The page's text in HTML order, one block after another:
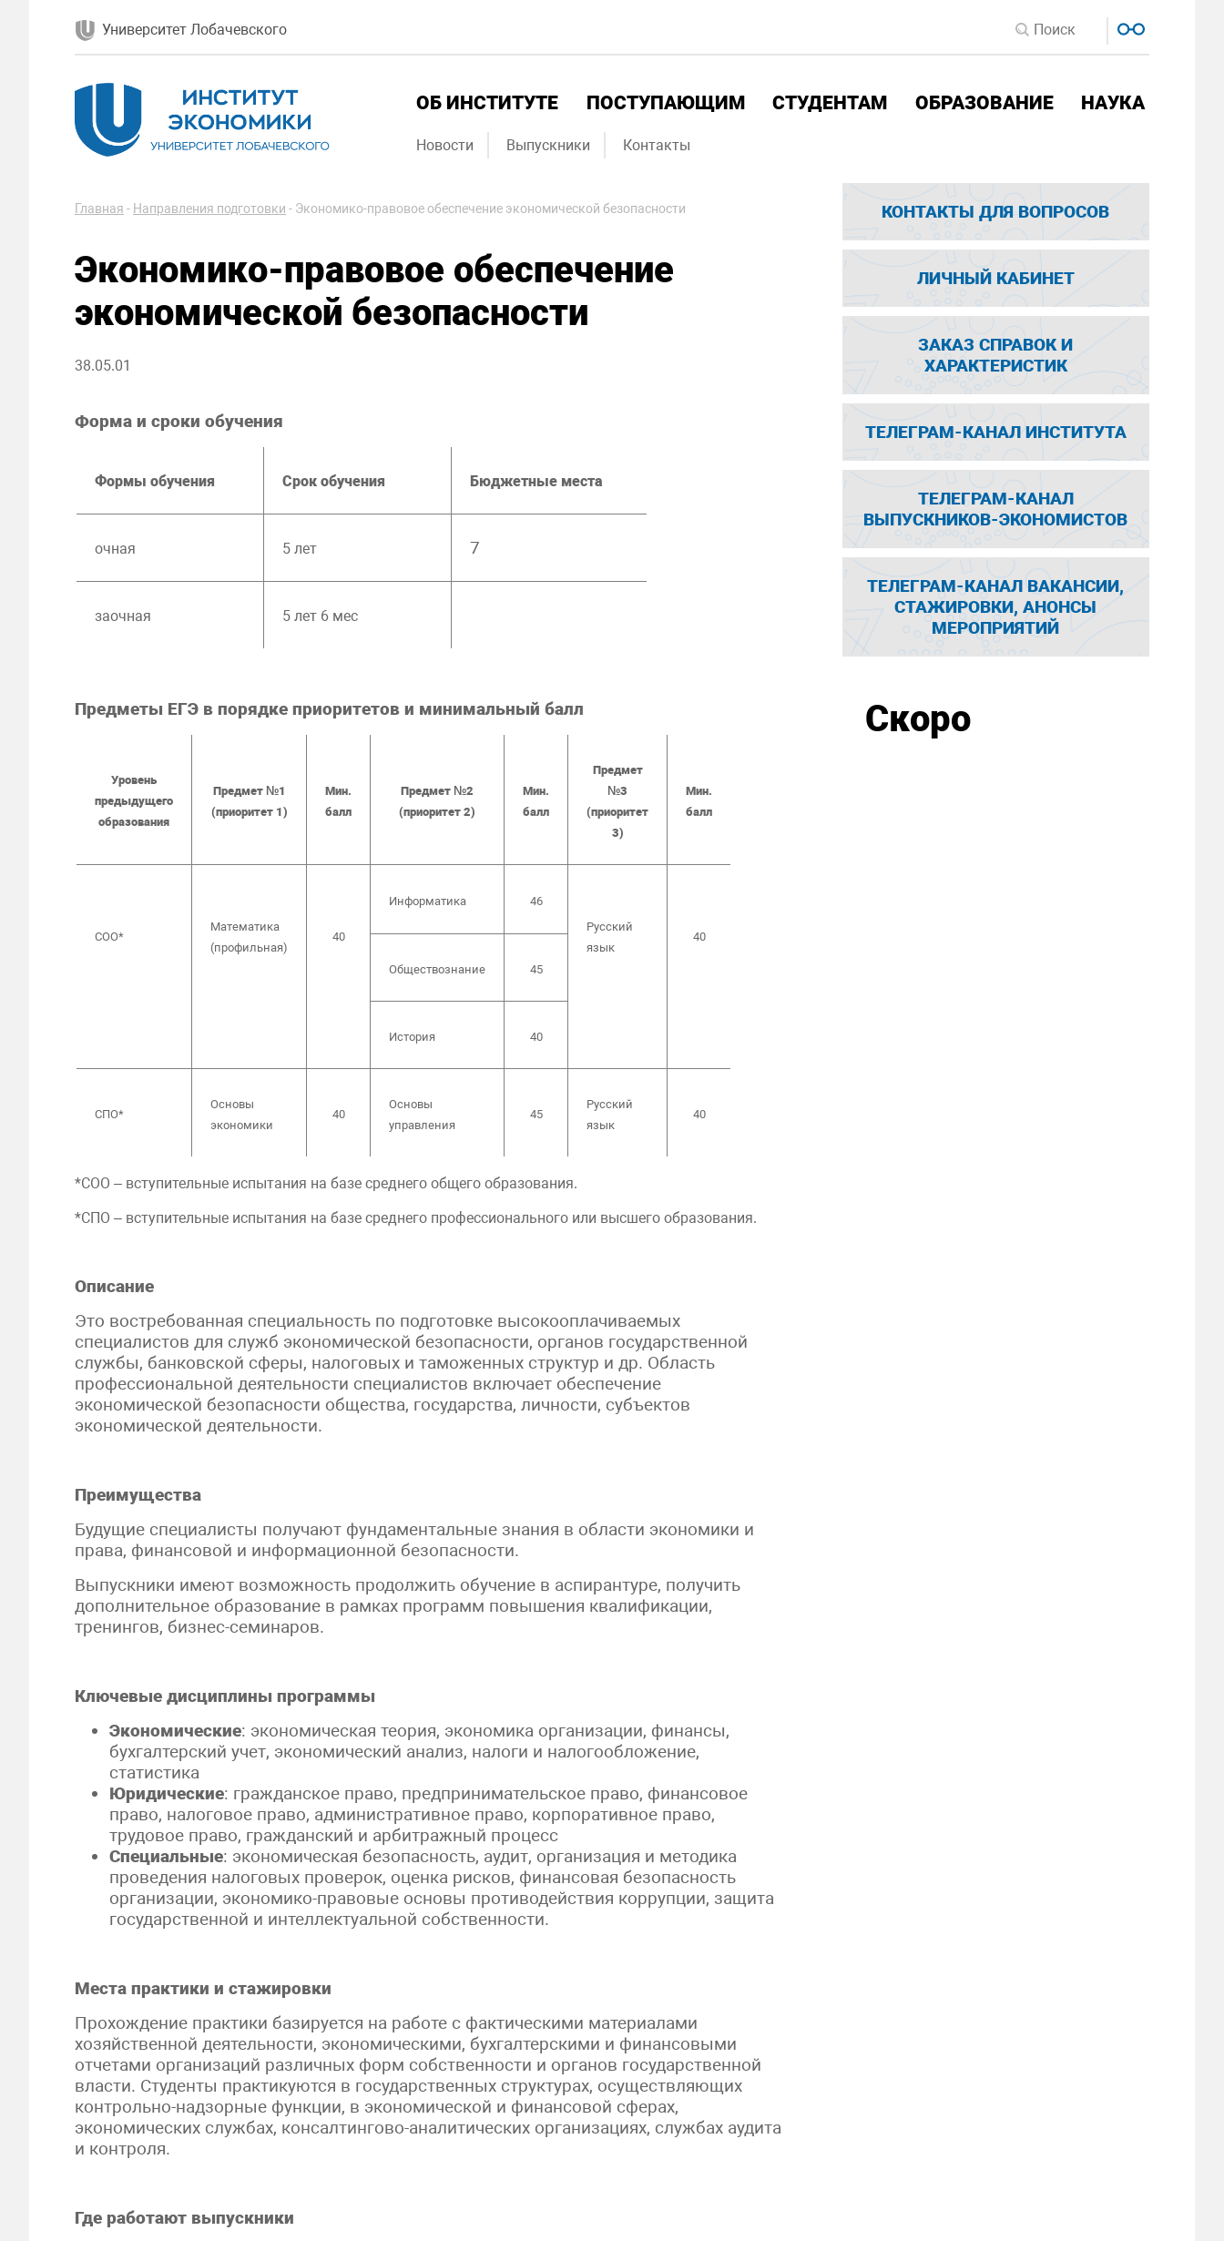
Университет Лобачевского
ОБ ИНСТИТУТЕ ПОСТУПАЮЩИМ СТУДЕНТАМ ОБРАЗОВАНИЕ НАУКА
Новости Выпускники Контакты
Главная - Направления подготовки - Экономико-правовое обеспечение экономической безопасности
Экономико-правовое обеспечение
экономической безопасности
38.05.01
Форма и сроки обучения
Формы обучения Срок обучения Бюджетные места
очная 5 лет 7
заочная 5 лет 6 мес
Предметы ЕГЭ в порядке приоритетов и минимальный балл
Уровень
предыдущего
образования
Предмет №1
(приоритет 1)
Мин.
балл
Предмет №2
(приоритет 2)
Мин.
балл
Предмет
№3
(приоритет
3)
Мин.
балл
СОО*
Математика
(профильная)
40
Информатика
46
Русский
язык
40
Обществознание 45
История 40
СПО*
Основы
экономики
40
Основы
управления
45
Русский
язык
40
*СОО – вступительные испытания на базе среднего общего образования.
*СПО – вступительные испытания на базе среднего профессионального или высшего образования.
Описание
Это востребованная специальность по подготовке высокооплачиваемых
специалистов для служб экономической безопасности, органов государственной
службы, банковской сферы, налоговых и таможенных структур и др. Область
профессиональной деятельности специалистов включает обеспечение
экономической безопасности общества, государства, личности, субъектов
экономической деятельности.
Преимущества
Будущие специалисты получают фундаментальные знания в области экономики и
права, финансовой и информационной безопасности.
Выпускники имеют возможность продолжить обучение в аспирантуре, получить
дополнительное образование в рамках программ повышения квалификации,
тренингов, бизнес-семинаров.
Ключевые дисциплины программы
Экономические: экономическая теория, экономика организации, финансы,
бухгалтерский учет, экономический анализ, налоги и налогообложение,
статистика
Юридические: гражданское право, предпринимательское право, финансовое
право, налоговое право, административное право, корпоративное право,
трудовое право, гражданский и арбитражный процесс
Специальные: экономическая безопасность, аудит, организация и методика
проведения налоговых проверок, оценка рисков, финансовая безопасность
организации, экономико-правовые основы противодействия коррупции, защита
государственной и интеллектуальной собственности.
Места практики и стажировки
Прохождение практики базируется на работе с фактическими материалами
хозяйственной деятельности, экономическими, бухгалтерскими и финансовыми
отчетами организаций различных форм собственности и органов государственной
власти. Студенты практикуются в государственных структурах, осуществляющих
контрольно-надзорные функции, в экономической и финансовой сферах,
экономических службах, консалтингово-аналитических организациях, службах аудита
и контроля.
Где работают выпускники
КОНТАКТЫ ДЛЯ ВОПРОСОВ
ЛИЧНЫЙ КАБИНЕТ
ЗАКАЗ СПРАВОК И
ХАРАКТЕРИСТИК
ТЕЛЕГРАМ-КАНАЛ ИНСТИТУТА
ТЕЛЕГРАМ-КАНАЛ
ВЫПУСКНИКОВ-ЭКОНОМИСТОВ
ТЕЛЕГРАМ-КАНАЛ ВАКАНСИИ,
СТАЖИРОВКИ, АНОНСЫ
МЕРОПРИЯТИЙ
Скоро